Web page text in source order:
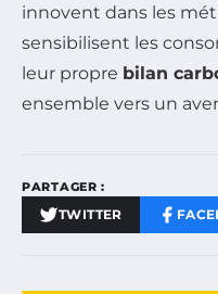
innovent dans les
sensibilisent les
leur propre bilan
ensemble vers un
PARTAGER :
TWITTER